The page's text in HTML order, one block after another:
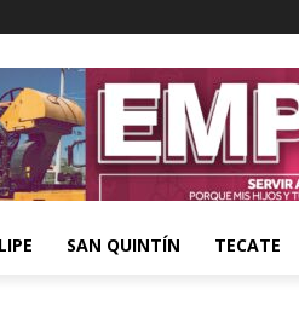
SAN QUINTÍN TECATE